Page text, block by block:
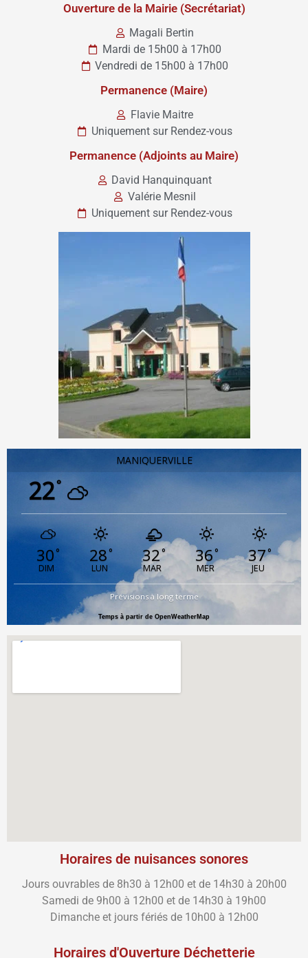
Ouverture de la Mairie (Secrétariat)
Magali Bertin
Mardi de 15h00 à 17h00
Vendredi de 15h00 à 17h00
Permanence (Maire)
Flavie Maitre
Uniquement sur Rendez-vous
Permanence (Adjoints au Maire)
David Hanquinquant
Valérie Mesnil
Uniquement sur Rendez-vous
MANIQUERVILLE
22°
30°
DIM
28°
LUN
32°
MAR
36°
MER
37°
JEU
Prévisions à long terme
Temps à partir de OpenWeatherMap
Horaires de nuisances sonores
Jours ouvrables de 8h30 à 12h00 et de 14h30 à 20h00
Samedi de 9h00 à 12h00 et de 14h30 à 19h00
Dimanche et jours fériés de 10h00 à 12h00
Horaires d'Ouverture Déchetterie